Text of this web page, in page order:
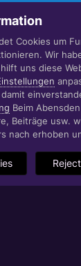
www.raebiger.pro
by Invision
Cookies um
Wir
uns diese
Beim
Beiträge usw.
nach erhoben